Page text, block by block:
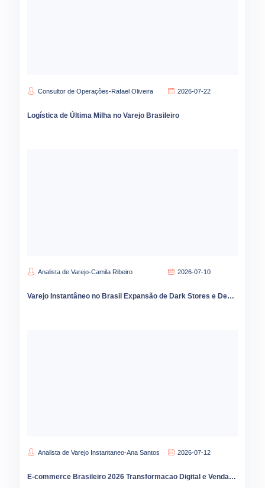
Consultor de Operações-Rafael Oliveira 2026-07-22
Logística de Última Milha no Varejo Brasileiro
Analista de Varejo-Camila Ribeiro 2026-07-10
Varejo Instantâneo no Brasil Expansão de Dark Stores e Desafios de Sortimento
Analista de Varejo Instantaneo-Ana Santos 2026-07-12
E-commerce Brasileiro 2026 Transformacao Digital e Vendas Online